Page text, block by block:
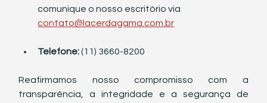
comunique o nosso escritório via
contato@lacerdagama.com.br
Telefone: (11) 3660-8200
Reafirmamos nosso compromisso com a
transparência, a integridade e a segurança de